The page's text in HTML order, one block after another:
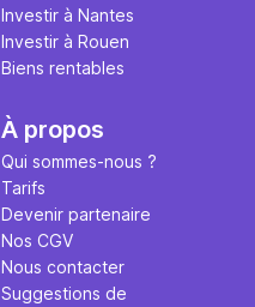
Investir à Nantes
Investir à Rouen
Biens rentables
À propos
Qui sommes-nous ?
Tarifs
Devenir partenaire
Nos CGV
Nous contacter
Suggestions de